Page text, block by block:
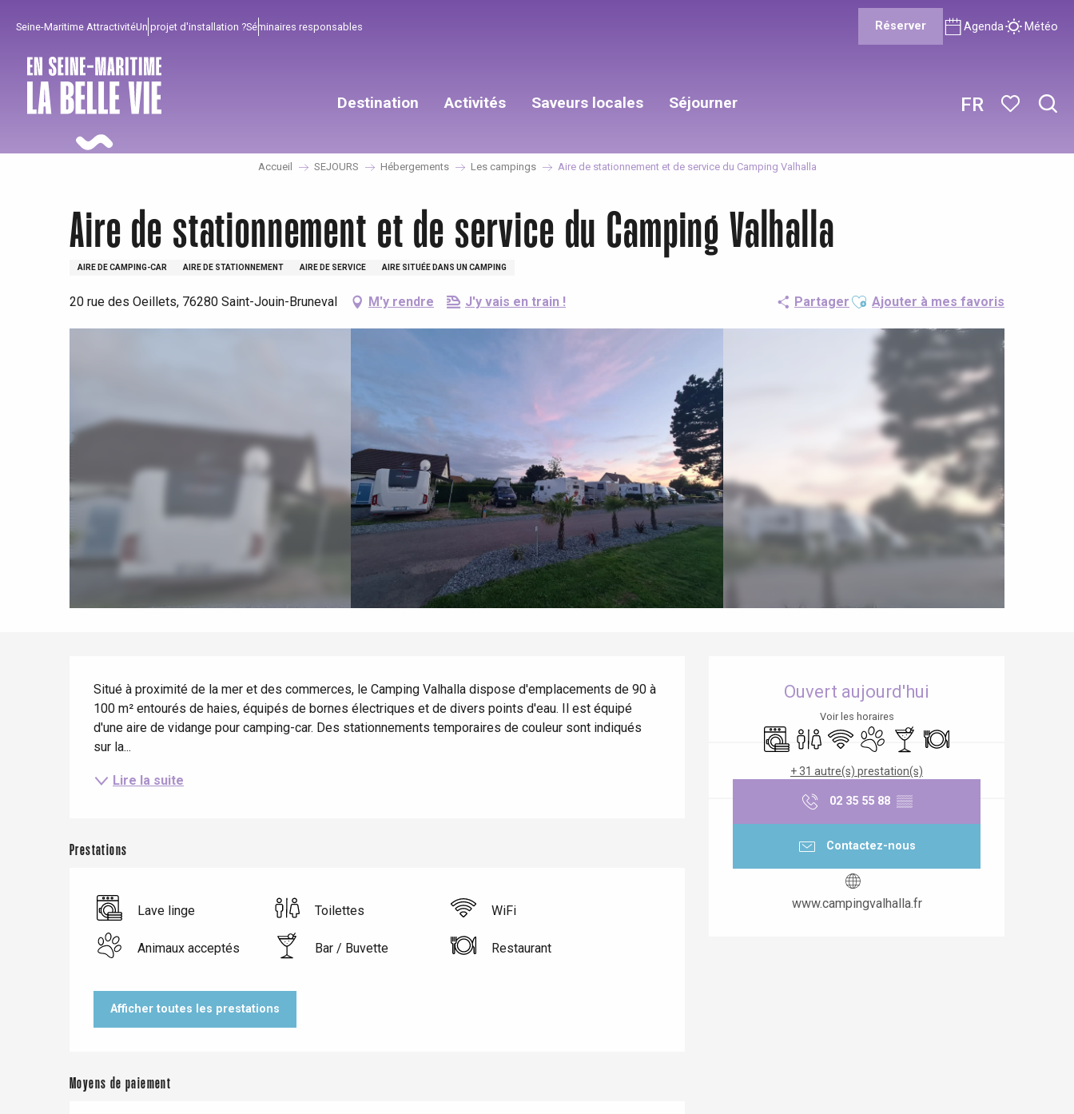
principal
FR
Seine-Maritime AttractivitéUn projet d'installation ?Séminaires responsables Réserver Agenda Météo
Destination
Eu
Le Tréport
Activités
Entre amis
Saveurs locales Séjourner
Séjours à vélo
Accueil SEJOURS Hébergements Les campings Aire de stationnement et de service du Camping Valhalla
Aire de stationnement et de service du Camping Valhalla
AIRE DE CAMPING-CAR AIRE DE STATIONNEMENT AIRE DE SERVICE AIRE SITUÉE DANS UN CAMPING
20 rue des Oeillets, 76280 Saint-Jouin-Bruneval M'y rendre J'y vais en train ! Partager Ajouter aux favoris
Ajouter à mes favoris
Ouvert aujourd'hui
Voir les horaires
Lave lingeToilettes
WiFi Animaux acceptés
Bar / Buvette
Restaurant
+ 31 autre(s) prestation(s)
02 35 55 88 ▒▒
Contactez-nous
www.campingvalhalla.fr
Situé à proximité de la mer et des commerces, le Camping Valhalla dispose d'emplacements de 90 à
100 m² entourés de haies, équipés de bornes électriques et de divers points d'eau. Il est équipé
d'une aire de vidange pour camping-car. Des stationnements temporaires de couleur sont indiqués
sur la...
Lire la suite
Prestations
Lave linge Toilettes WiFi
Animaux acceptés Bar / Buvette Restaurant
Afficher toutes les prestations
Moyens de paiement